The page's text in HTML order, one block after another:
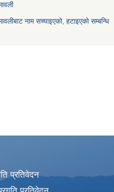
नाम सच्याइएको, हटाइएको सम्बन्धि
प्रतिवेदन